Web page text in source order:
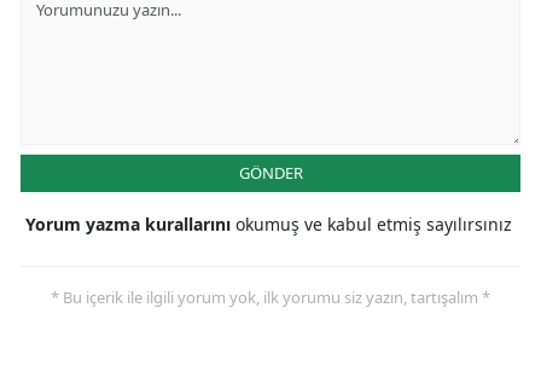
GÖNDER
Yorum yazma kurallarını okumuş ve kabul etmiş sayılırsınız
* Bu içerik ile ilgili yorum yok, ilk yorumu siz yazın, tartışalım *